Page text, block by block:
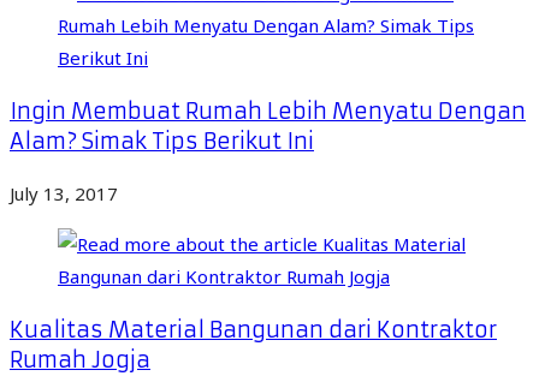
Ingin Membuat Rumah Lebih Menyatu Dengan
Alam? Simak Tips Berikut Ini
July 13, 2017
Kualitas Material Bangunan dari Kontraktor
Rumah Jogja